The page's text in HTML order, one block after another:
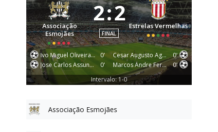
Associação
Esmojães
2:2
FINAL
Estrelas Vermelhas
Ivo Miguel Oliveira Couto
0'
Jose Carlos Assunção Sousa Silva
0'
Cesar Augusto Aguirre Diaz
0'
Marcos Andre Fernades Arruda
0'
Intervalo: 1-0
Associação Esmojães